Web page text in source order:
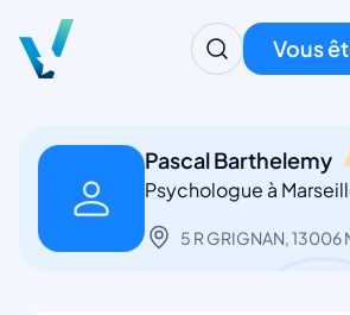
Vous
Pascal Barthelemy
Psychologue à
5 R GRIGNAN, 13006